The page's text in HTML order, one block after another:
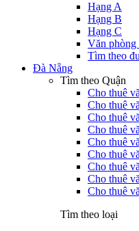
Hạng A
Hạng B
Hạng C
Văn phòng
Tìm theo
Đà Nẵng
Tìm theo Quận
Cho thuê
Cho thuê
Cho thuê
Cho thuê
Cho thuê
Cho thuê
Cho thuê
Cho thuê
Cho thuê
Tìm theo loại